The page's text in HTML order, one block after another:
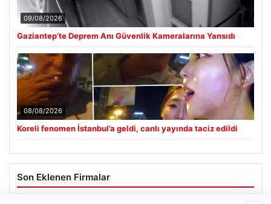
09/08/2026
Gaziantep’te Deprem Anı Güvenlik Kameralarına Yansıdı
08/08/2026
Koreli fenomen İstanbul’a geldi, canlı yayında taciz edildi
Son Eklenen Firmalar